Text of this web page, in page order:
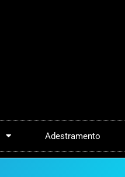
Adestramento